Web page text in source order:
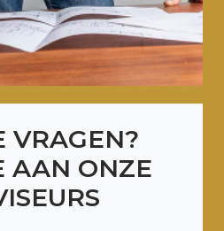
VRAGEN?
AAN ONZE